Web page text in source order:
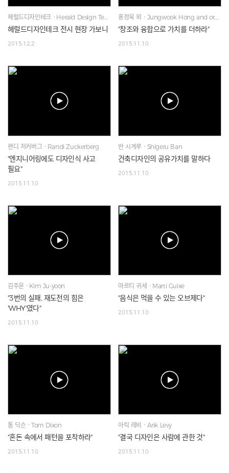
헤럴드디자인테크ㆍHerald Design Tech
헤럴드디자인테크 전시 현장 가보니
2015.12.2
홍정욱 외ㆍJungwook Hong and others
"창조와 융합으로 가치를 더하라"
2015.11.10
랜디 저커버그ㆍRandi Zuckerberg
"엔지니어링에도 디자인식 사고
필요"
2015.11.10
반 시게루ㆍShigeru Ban
건축디자인의 공유가치를 말하다
2015.11.10
김주윤ㆍKim Ju-yoon
"3번의 실패, 재도전의 힘은
'WHY'였다"
2015.11.10
마르티 귀세ㆍMarti Guixe
"음식은 먹을 수 있는 오브제다"
2015.11.10
톰 딕슨ㆍTom Dixon
"혼돈 속에서 패턴을 포착하라"
2015.11.10
아릭 레비ㆍArik Levy
"결국 디자인은 사람에 관한 것"
2015.11.10